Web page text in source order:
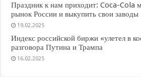
Праздник к нам приходит: Coca-Cola
рынок России и выкупить свои заводы
19.02.2025
Индекс российской биржи «улетел в
разговора Путина и Трампа
16.02.2025